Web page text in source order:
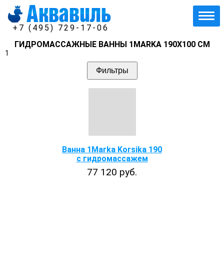
+7 (495) 729-17-06
ГИДРОМАССАЖНЫЕ ВАННЫ 1MARKA 190Х100 СМ
1
Фильтры
Ванна 1Marka Korsika 190
с гидромассажем
77 120 руб.